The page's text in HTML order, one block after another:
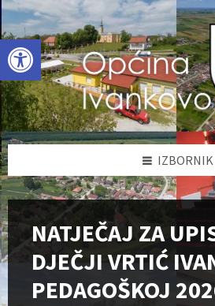
Open toolbar
Skip
to
content
Skip
to
left
sidebar
Skip
to
footer
IZBORNIK
NATJEČAJ ZA
DJEČJI VRTIĆ
PEDAGOŠKOJ